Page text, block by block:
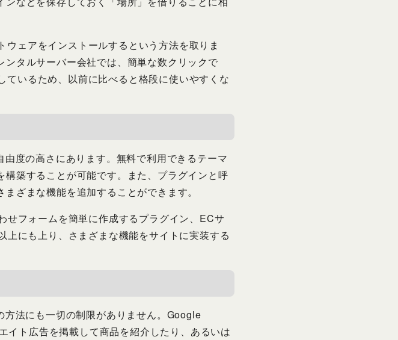
ェアをインストールするという方法を取りま
タルサーバー会社では、簡単な数クリックで
いるため、以前に比べると格段に使いやすくな
度の高さにあります。無料で利用できるテーマ
築することが可能です。また、プラグインと呼
ざまな機能を追加することができます。
フォームを簡単に作成するプラグイン、ECサ
にも上り、さまざまな機能をサイトに実装する
法にも一切の制限がありません。Google
ト広告を掲載して商品を紹介したり、あるいは